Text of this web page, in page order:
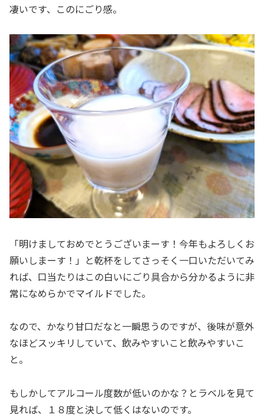
凄いです、このにごり感。
「明けましておめでとうございまーす！今年もよろしくお
願いしまーす！」と乾杯をしてさっそく一口いただいてみ
れば、口当たりはこの白いにごり具合から分かるように非
常になめらかでマイルドでした。
なので、かなり甘口だなと一瞬思うのですが、後味が意外
なほどスッキリしていて、飲みやすいこと飲みやすいこ
と。
もしかしてアルコール度数が低いのかな？とラベルを見て
見れば、１８度と決して低くはないのです。